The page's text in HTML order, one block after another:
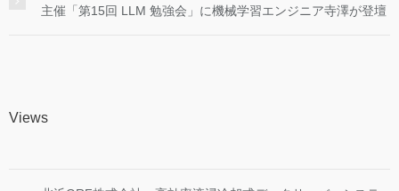
主催「第15回 LLM 勉強会」に機械学習エンジニア寺澤が登壇
Views